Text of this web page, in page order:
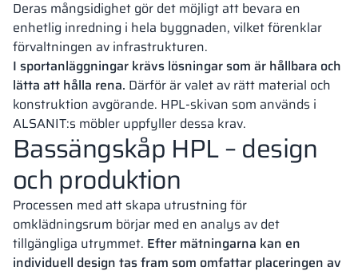
Deras mångsidighet gör det möjligt att bevara en
enhetlig inredning i hela byggnaden, vilket förenklar
förvaltningen av infrastrukturen.
I sportanläggningar krävs lösningar som är hållbara och
lätta att hålla rena. Därför är valet av rätt material och
konstruktion avgörande. HPL-skivan som används i
ALSANIT:s möbler uppfyller dessa krav.
Bassängskåp HPL – design
och produktion
Processen med att skapa utrustning för
omklädningsrum börjar med en analys av det
tillgängliga utrymmet. Efter mätningarna kan en
individuell design tas fram som omfattar placeringen av